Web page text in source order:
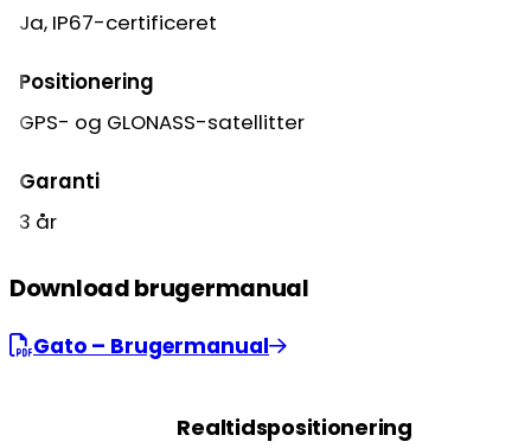
Ja, IP67-certificeret
Positionering
GPS- og GLONASS-satellitter
Garanti
3 år
Download brugermanual
Gato – Brugermanual
Realtidspositionering